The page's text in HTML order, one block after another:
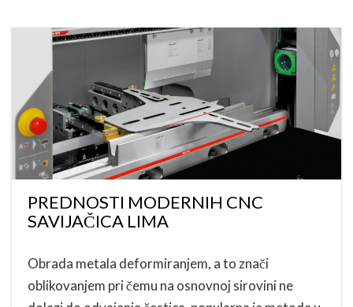
PREDNOSTI MODERNIH CNC
SAVIJAČICA LIMA
Obrada metala deformiranjem, a to znači
oblikovanjem pri čemu na osnovnoj sirovini ne